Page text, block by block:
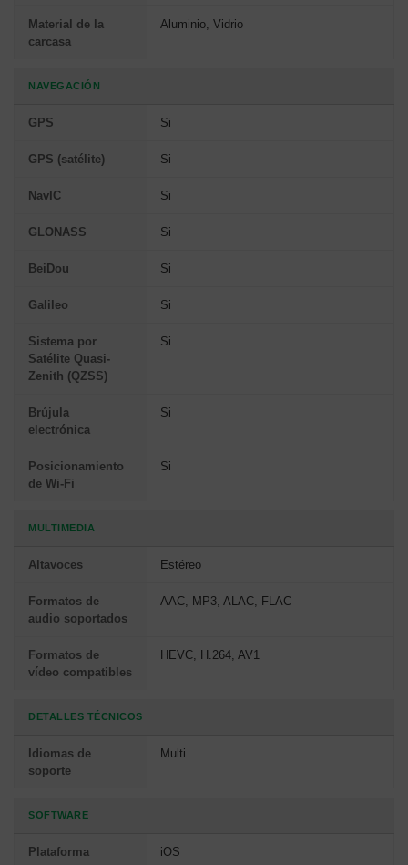
Material de la
carcasa
Aluminio, Vidrio
NAVEGACIÓN
GPS Si
GPS (satélite) Si
NavIC Si
GLONASS Si
BeiDou Si
Galileo Si
Sistema por
Satélite Quasi-
Zenith (QZSS)
Si
Brújula
electrónica
Si
Posicionamiento
de Wi-Fi
Si
MULTIMEDIA
Altavoces Estéreo
Formatos de
audio soportados
AAC, MP3, ALAC, FLAC
Formatos de
vídeo compatibles
HEVC, H.264, AV1
DETALLES TÉCNICOS
Idiomas de
soporte
Multi
SOFTWARE
Plataforma iOS